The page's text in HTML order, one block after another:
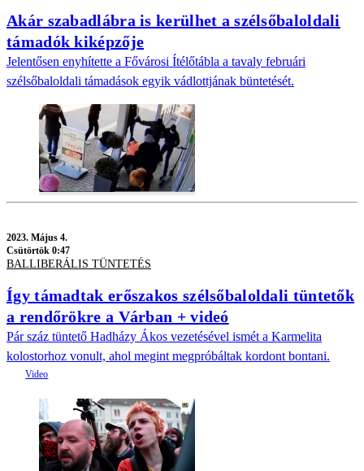
Akár szabadlábra is kerülhet a szélsőbaloldali
támadók kiképzője
Jelentősen enyhítette a Fővárosi Ítélőtábla a tavaly februári
szélsőbaloldali támadások egyik vádlottjának büntetését.
2023. Május 4.
Csütörtök 0:47
BALLIBERÁLIS TÜNTETÉS
Így támadtak erőszakos szélsőbaloldali tüntetők
a rendőrökre a Várban + videó
Pár száz tüntető Hadházy Ákos vezetésével ismét a Karmelita
kolostorhoz vonult, ahol megint megpróbáltak kordont bontani.